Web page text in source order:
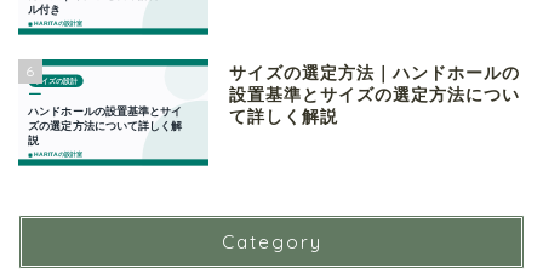
6
サイズの選定方法｜ハンドホールの
設置基準とサイズの選定方法につい
て詳しく解説
Category